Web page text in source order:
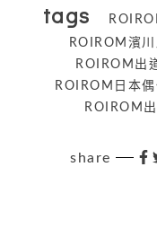
tags
ROIROM濱川
ROIROM出
ROIROM日本偶
ROIROM
share